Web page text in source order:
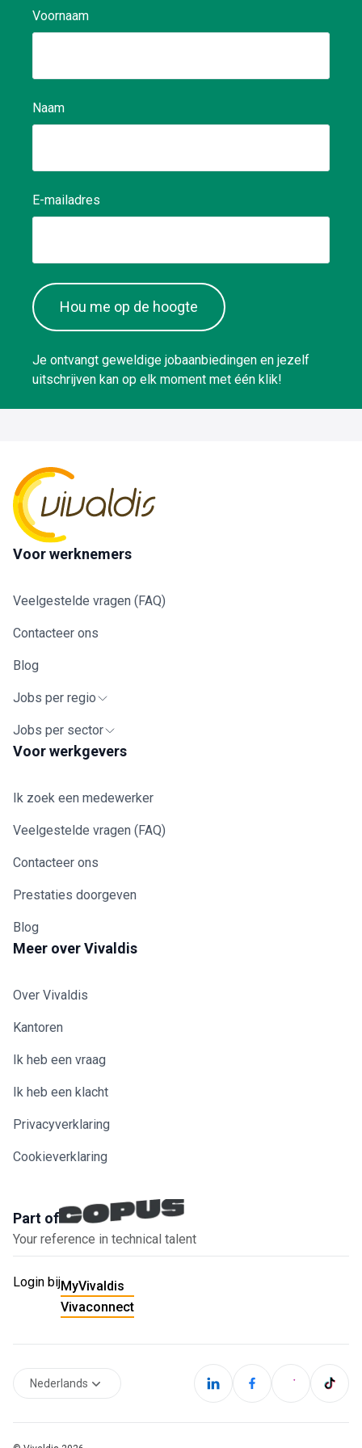
Voornaam
Naam
E-mailadres
Hou me op de hoogte
Je ontvangt geweldige jobaanbiedingen en jezelf
uitschrijven kan op elk moment met één klik!
Voor werknemers
Veelgestelde vragen (FAQ)
Contacteer ons
Blog
Jobs per regio
Jobs per sector
Voor werkgevers
Ik zoek een medewerker
Veelgestelde vragen (FAQ)
Contacteer ons
Prestaties doorgeven
Blog
Meer over Vivaldis
Over Vivaldis
Kantoren
Ik heb een vraag
Ik heb een klacht
Privacyverklaring
Cookieverklaring
Part of
Your reference in technical talent
Login bijMyVivaldis
Vivaconnect
Nederlands